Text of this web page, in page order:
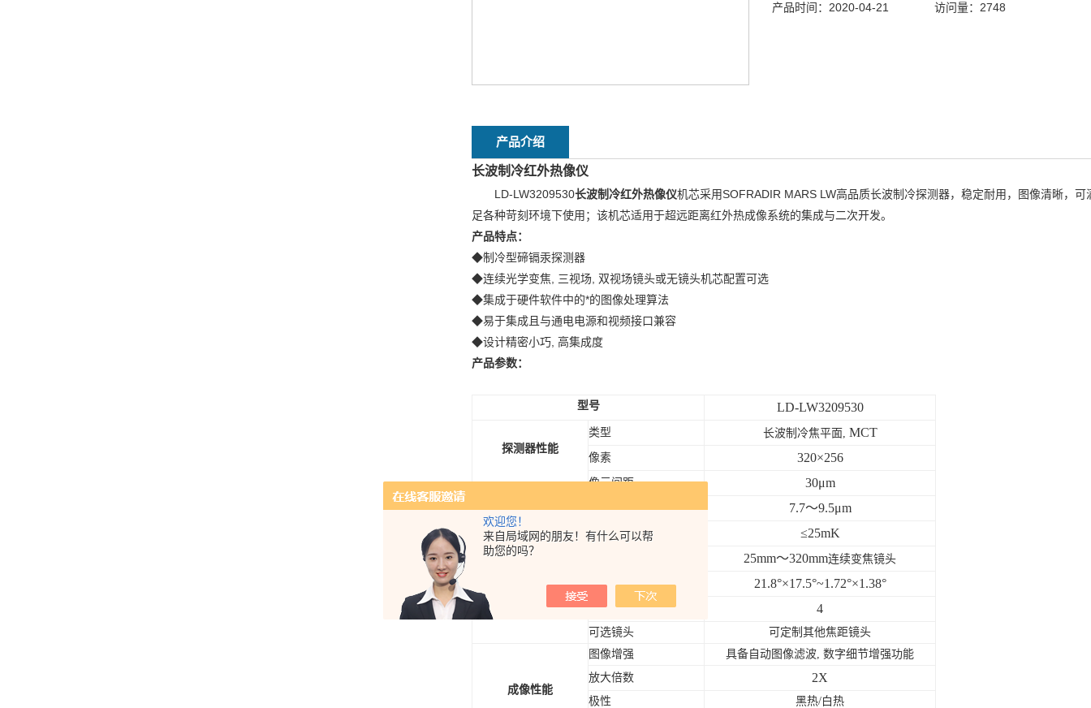
欢迎您！
来自局域网的朋友！有什么可以帮
助您的吗？
产品时间：2020-04-21 访问量：2748
产品介绍
长波制冷红外热像仪
LD-LW3209530长波制冷红外热像仪机芯采用SOFRADIR MARS LW高品质长波制冷探测器，稳定耐用，图像清晰，可
足各种苛刻环境下使用；该机芯适用于超远距离红外热成像系统的集成与二次开发。
产品特点：
◆制冷型碲镉汞探测器
◆连续光学变焦, 三视场, 双视场镜头或无镜头机芯配置可选
◆集成于硬件软件中的*的图像处理算法
◆易于集成且与通电电源和视频接口兼容
◆设计精密小巧, 高集成度
产品参数：
型号 LD-LW3209530
探测器性能
类型 长波制冷焦平面, MCT
像素 320×256
像元间距 30μm
波长范围 7.7～9.5μm
热灵敏度 ≤25mK
镜头 25mm～320mm连续变焦镜头
视场角
21.8°×17.5°~1.72°×1.38°
F/#
4
可选镜头 可定制其他焦距镜头
成像性能
图像增强
具备自动图像滤波, 数字细节增强功能
放大倍数
2X
极性
黑热/白热